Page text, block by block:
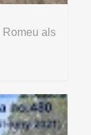
Romeu als